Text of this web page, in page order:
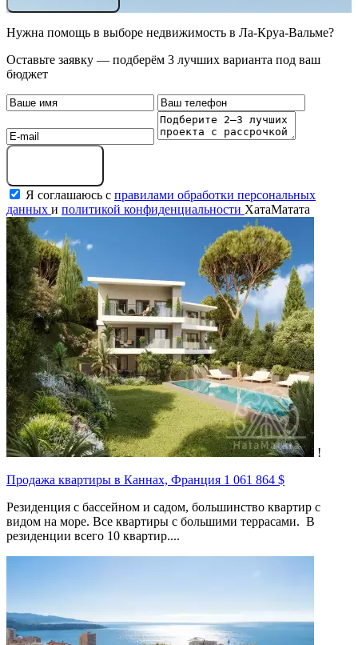
Нужна помощь в выборе недвижимость в Ла-Круа-Вальме?
Оставьте заявку — подберём 3 лучших варианта под ваш
бюджет
Я соглашаюсь с правилами обработки персональных
данных и политикой конфиденциальности ХатаМатата
!
Продажа квартиры в Каннах, Франция 1 061 864 $
Резиденция с бассейном и садом, большинство квартир с
видом на море. Все квартиры с большими террасами. В
резиденции всего 10 квартир....